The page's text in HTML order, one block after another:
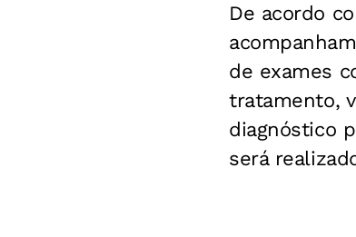
De acordo
de exames
tratamento,
diagnóstico
será